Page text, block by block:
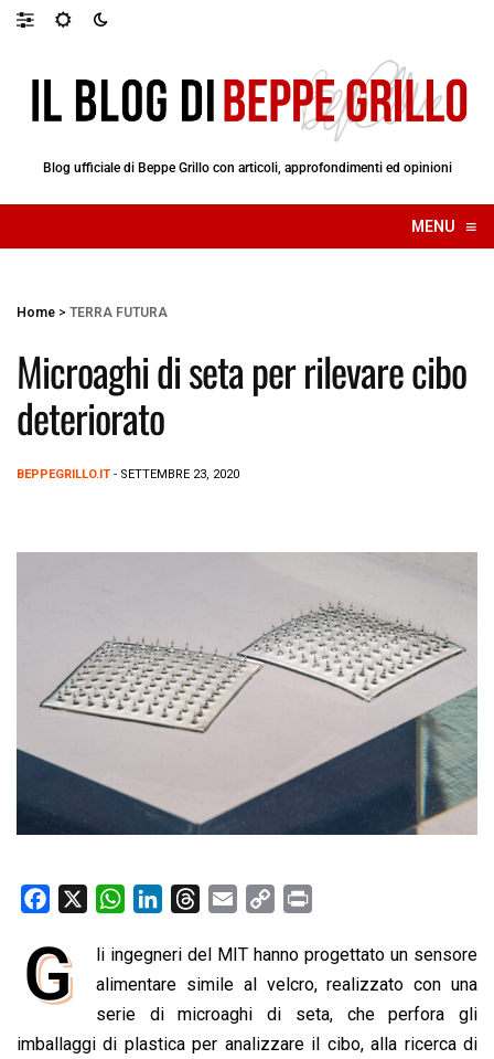
Blog ufficiale di Beppe Grillo con articoli, approfondimenti ed opinioni
MENU ≡
☰
Home > TERRA FUTURA
Microaghi di seta per rilevare cibo
deteriorato
BEPPEGRILLO.IT - SETTEMBRE 23, 2020
c
e
o
W
a
t
s
A
n
k
e
d
r
e
a
d
a
l
p
y
L
i
i
n
t
G
li ingegneri del MIT hanno progettato un sensore
alimentare simile al velcro, realizzato con una
serie di microaghi di seta, che perfora gli
imballaggi di plastica per analizzare il cibo, alla ricerca di